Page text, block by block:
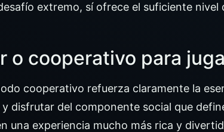
extremo, sí ofrece el suficiente
o cooperativo para
cooperativo refuerza claramente la
disfrutar del componente social que
una experiencia mucho más rica y